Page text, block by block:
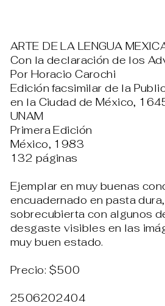
ARTE DE LA LENGUA
Con la declaración de los
Por Horacio Carochi
Edición facsimilar de la
en la Ciudad de México,
UNAM
Primera Edición
México, 1983
132 páginas
Ejemplar en muy buenas
encuadernado en pasta
sobrecubierta con algunos
desgaste visibles en las
muy buen estado.
Precio: $500
2506202404